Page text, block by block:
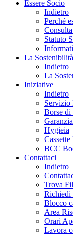
Essere Socio
Indietro
Perché
Statuto
La Sostenibilità
Indietro
La
Iniziative
Indietro
Servizio
Borse di
Hygieia
BCC
Contattaci
Indietro
Trova
Richiedi
Blocco
Area
Orari
Lavora